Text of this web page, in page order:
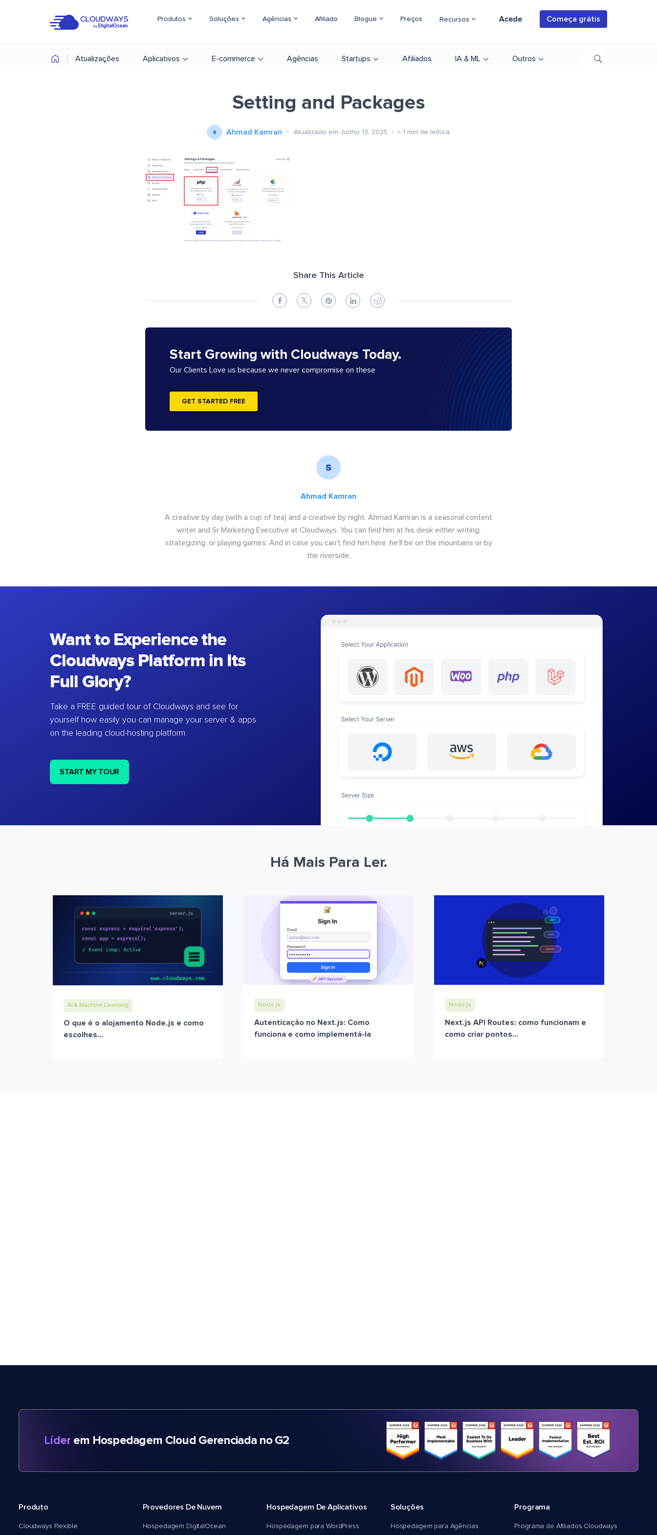
Produtos Soluções Agências Afiliado Blogue Preços Recursos Acede Começa grátis
Atualizações Aplicativos E-commerce Agências Startups Afiliados IA & ML Outros
Setting and Packages
Ahmad Kamran Atualizado em Junho 13, 2025 < 1 min de leitura
Share This Article
Start Growing with Cloudways Today.
Our Clients Love us because we never compromise on these
GET STARTED FREE
Ahmad Kamran
A creative by day (with a cup of tea) and a creative by night. Ahmad Kamran is a seasonal content
writer and Sr Marketing Executive at Cloudways. You can find him at his desk either writing,
strategizing, or playing games. And in case you can't find him here, he'll be on the mountains or by
the riverside.
Want to Experience the
Cloudways Platform in Its
Full Glory?
Take a FREE guided tour of Cloudways and see for
yourself how easily you can manage your server & apps
on the leading cloud-hosting platform.
START MY TOUR
Há Mais Para Ler.
AI & Machine Learning
O que é o alojamento Node.js e como
escolhes...
Node.js
Autenticação no Next.js: Como
funciona e como implementá-la
Node.js
Next.js API Routes: como funcionam e
como criar pontos...
Líder em Hospedagem Cloud Gerenciada no G2
Produto
Cloudways Flexible
Provedores De Nuvem
Hospedagem DigitalOcean
Hospedagem De Aplicativos
Hospedagem para WordPress
Soluções
Hospedagem para Agências
Programa
Programa de Afiliados Cloudways